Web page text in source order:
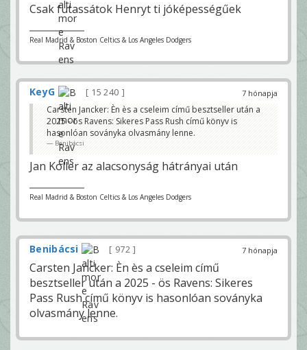
Csak futassátok Henryt ti jóképességűek
Real Madrid & Boston Celtics & Los Angeles Dodgers
7 hónapja
KeyG
15 240
Carsten Jancker: Èn ès a cseleim című besztseller után a
2025 - ös Ravens: Sikeres Pass Rush című könyv is
hasonlóan soványka olvasmány lenne.
Benibácsi
Jan Koller az alacsonyság hátrányai után
Real Madrid & Boston Celtics & Los Angeles Dodgers
7 hónapja
Benibácsi 972
Carsten Jancker: Èn ès a cseleim című
besztseller után a 2025 - ös Ravens: Sikeres
Pass Rush című könyv is hasonlóan soványka
olvasmány lenne.